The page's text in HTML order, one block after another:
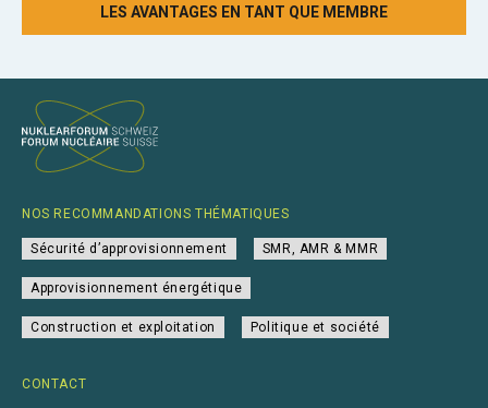
LES AVANTAGES EN TANT QUE MEMBRE
CONTACT
NOS RECOMMANDATIONS THÉMATIQUES
Sécurité d’approvisionnement SMR, AMR & MMR
Approvisionnement énergétique
Construction et exploitation Politique et société